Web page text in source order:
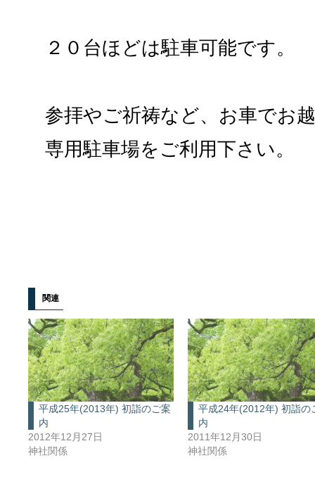
２０台ほどは駐車可能です。
参拝やご祈祷など、お車でお
専用駐車場をご利用下さい。
関連
平成25年(2013年) 初詣のご案
内
2012年12月27日
神社関係
平成24年(2012年) 初詣の
内
2011年12月30日
神社関係